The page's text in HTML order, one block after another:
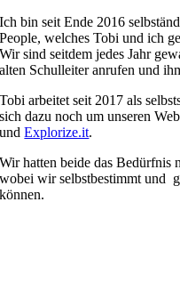
Ich bin seit Ende 2016
People, welches Tobi und ich
Wir sind seitdem jedes Jahr
alten Schulleiter anrufen und
Tobi arbeitet seit 2017 als
sich dazu noch um unseren
undExplorize.it.
Wir hatten beide das Bedürfnis
wobei wir selbstbestimmt und
können.